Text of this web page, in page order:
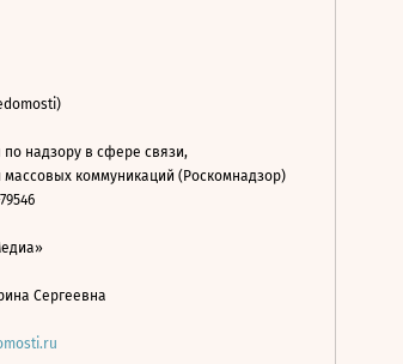
надзору в сфере связи,
коммуникаций (Роскомнадзор)
Сергеевна